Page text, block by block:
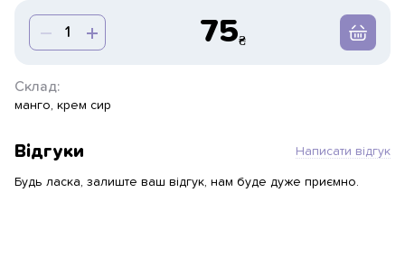
75
Склад:
манго, крем сир
Відгуки Написати відгук
Будь ласка, залиште ваш відгук, нам буде дуже приємно.